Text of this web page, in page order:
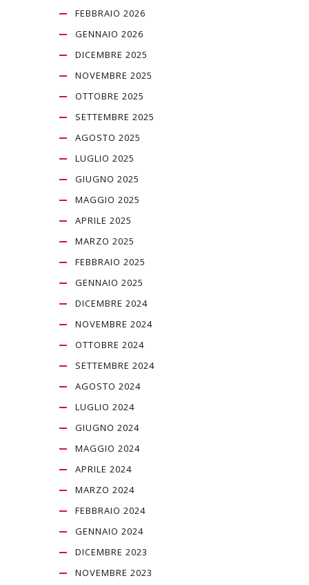
FEBBRAIO 2026
GENNAIO 2026
DICEMBRE 2025
NOVEMBRE 2025
OTTOBRE 2025
SETTEMBRE 2025
AGOSTO 2025
LUGLIO 2025
GIUGNO 2025
MAGGIO 2025
APRILE 2025
MARZO 2025
FEBBRAIO 2025
GENNAIO 2025
DICEMBRE 2024
NOVEMBRE 2024
OTTOBRE 2024
SETTEMBRE 2024
AGOSTO 2024
LUGLIO 2024
GIUGNO 2024
MAGGIO 2024
APRILE 2024
MARZO 2024
FEBBRAIO 2024
GENNAIO 2024
DICEMBRE 2023
NOVEMBRE 2023